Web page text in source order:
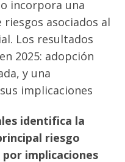
incorpora una
asociados al
Los resultados
2025: adopción
y una
implicaciones
identifica la
riesgo
implicaciones